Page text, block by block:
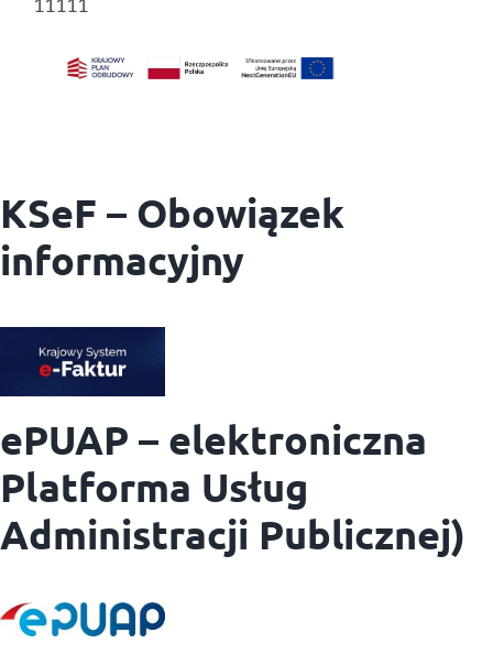
KSeF – Obowiązek
informacyjny
ePUAP – elektroniczna
Platforma Usług
Administracji Publicznej)